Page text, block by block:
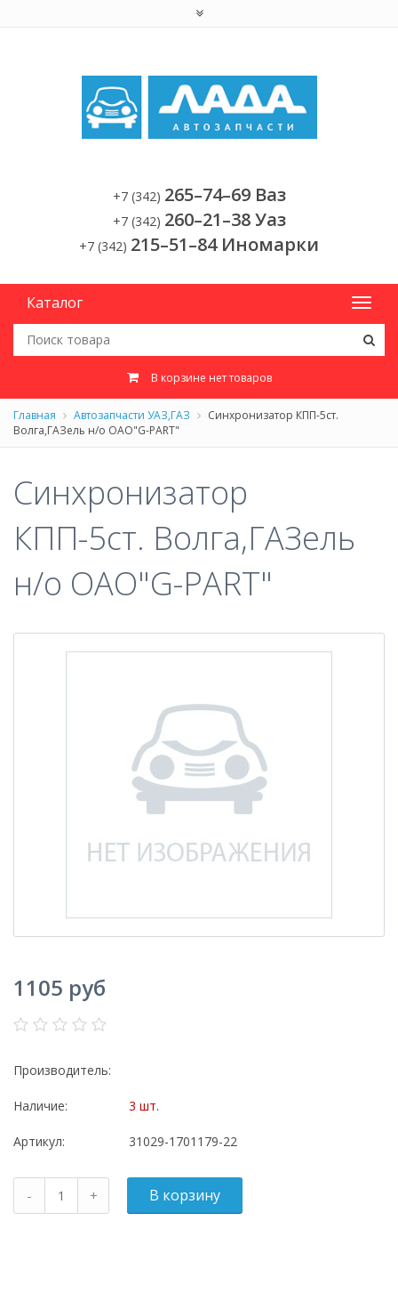
+7 (342) 265–74–69 Ваз
+7 (342) 260–21–38 Уаз
+7 (342) 215–51–84 Иномарки
Каталог
В корзине нет товаров
Главная Автозапчасти УАЗ,ГАЗ
Синхронизатор КПП-5ст.
Волга,ГАЗель н/о ОАО"G-PART"
Синхронизатор
КПП-5ст. Волга,ГАЗель
н/о ОАО"G-PART"
1105 руб
Производитель:
Наличие: 3 шт.
Артикул: 31029-1701179-22